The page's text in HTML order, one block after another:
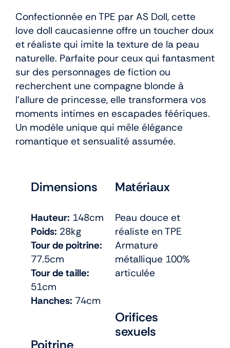
Confectionnée en TPE par AS Doll, cette
love doll caucasienne offre un toucher doux
et réaliste qui imite la texture de la peau
naturelle. Parfaite pour ceux qui fantasment
sur des personnages de fiction ou
recherchent une compagne blonde à
l’allure de princesse, elle transformera vos
moments intimes en escapades féériques.
Un modèle unique qui mêle élégance
romantique et sensualité assumée.
Dimensions
Hauteur: 148cm
Poids: 28kg
Tour de poitrine:
77.5cm
Tour de taille:
51cm
Hanches: 74cm
Poitrine
Matériaux
Peau douce et
réaliste en TPE
Armature
métallique 100%
articulée
Orifices
sexuels